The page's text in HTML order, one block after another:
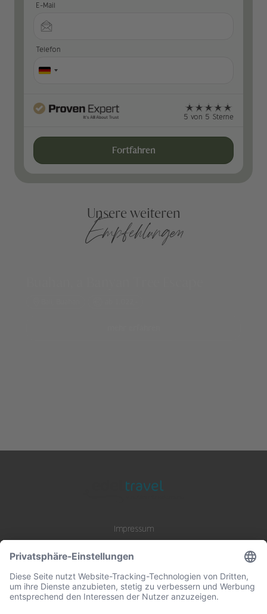
E-Mail
Telefon
5 von 5 Sterne
Fortfahren
Unsere weiteren
Empfehlungen
Impressum
B2B Zusammenarbeit